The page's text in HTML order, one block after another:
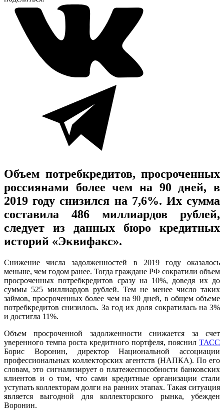
Объем потребкредитов, просроченных
россиянами более чем на 90 дней, в
2019 году снизился на 7,6%. Их сумма
составила 486 миллиардов рублей,
следует из данных бюро кредитных
историй «Эквифакс».
Снижение числа задолженностей в 2019 году оказалось
меньше, чем годом ранее. Тогда граждане РФ сократили объем
просроченных потребкредитов сразу на 10%, доведя их до
суммы 525 миллиардов рублей. Тем не менее число таких
займов, просроченных более чем на 90 дней, в общем объеме
потребкредитов снизилось. За год их доля сократилась на 3%
и достигла 11%.
Объем просроченной задолженности снижается за счет
уверенного темпа роста кредитного портфеля, пояснил ТАСС
Борис Воронин, директор Национальной ассоциации
профессиональных коллекторских агентств (НАПКА). По его
словам, это сигнализирует о платежеспособности банковских
клиентов и о том, что сами кредитные организации стали
уступать коллекторам долги на ранних этапах. Такая ситуация
является выгодной для коллекторского рынка, убежден
Воронин.